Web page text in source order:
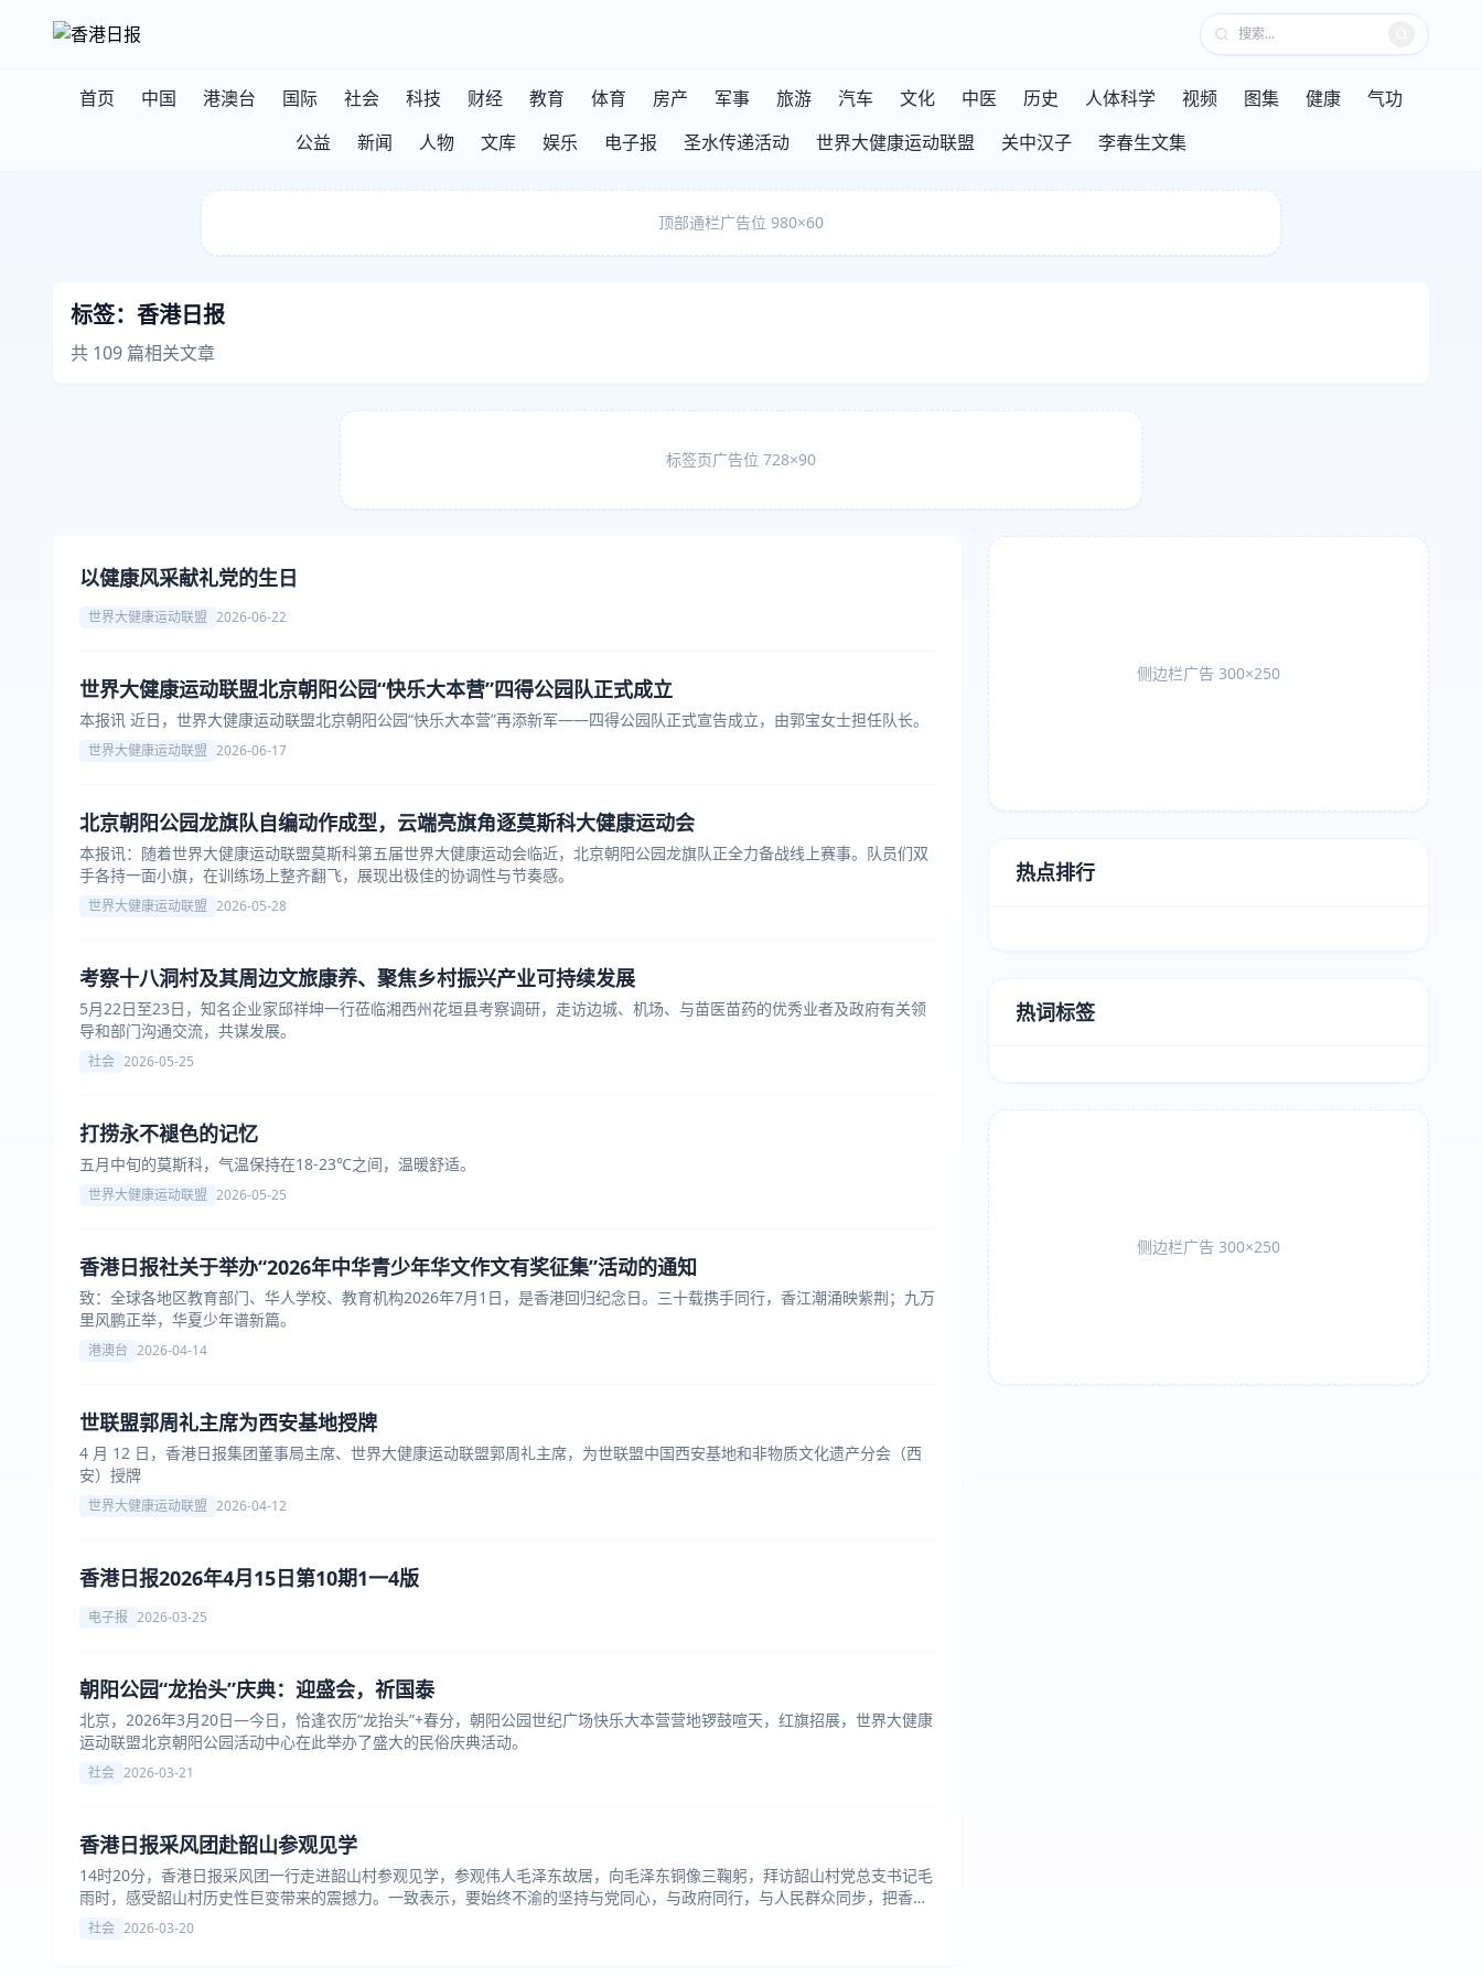
首页 中国 港澳台 国际 社会 科技 财经 教育 体育 房产 军事 旅游 汽车 文化 中医 历史 人体科学 视频 图集 健康
气功
公益
新闻 人物 文库 娱乐 电子报 圣水传递活动 世界大健康运动联盟 关中汉子 李春生文集
顶部通栏广告位 980×60
标签： 香港日报
共 109 篇相关文章
标签页广告位 728×90
以健康风采献礼党的生日
世界大健康运动联盟 2026-06-22
世界大健康运动联盟北京朝阳公园“快乐大本营”四得公园队正式成立
本报讯 近日，世界大健康运动联盟北京朝阳公园“快乐大本营”再添新军——四得公园队正式宣告成立，由郭宝女士担任队长。
世界大健康运动联盟 2026-06-17
北京朝阳公园龙旗队自编动作成型，云端亮旗角逐莫斯科大健康运动会
本报讯：随着世界大健康运动联盟莫斯科第五届世界大健康运动会临近，北京朝阳公园龙旗队正全力备战线上赛事。队员们双
手各持一面小旗，在训练场上整齐翻飞，展现出极佳的协调性与节奏感。
世界大健康运动联盟 2026-05-28
考察十八洞村及其周边文旅康养、聚焦乡村振兴产业可持续发展
5月22日至23日，知名企业家邱祥坤一行莅临湘西州花垣县考察调研，走访边城、机场、与苗医苗药的优秀业者及政府有关领
导和部门沟通交流，共谋发展。
社会 2026-05-25
打捞永不褪色的记忆
五月中旬的莫斯科，气温保持在18-23℃之间，温暖舒适。
世界大健康运动联盟 2026-05-25
香港日报社关于举办“2026年中华青少年华文作文有奖征集”活动的通知
致：全球各地区教育部门、华人学校、教育机构2026年7月1日，是香港回归纪念日。三十载携手同行，香江潮涌映紫荆；九万
里风鹏正举，华夏少年谱新篇。
港澳台 2026-04-14
世联盟郭周礼主席为西安基地授牌
4 月 12 日，香港日报集团董事局主席、世界大健康运动联盟郭周礼主席，为世联盟中国西安基地和非物质文化遗产分会（西
安）授牌
世界大健康运动联盟 2026-04-12
香港日报2026年4月15日第10期1一4版
电子报 2026-03-25
朝阳公园“龙抬头”庆典：迎盛会，祈国泰
北京，2026年3月20日—今日，恰逢农历“龙抬头”+春分，朝阳公园世纪广场快乐大本营营地锣鼓喧天，红旗招展，世界大健康
运动联盟北京朝阳公园活动中心在此举办了盛大的民俗庆典活动。
社会 2026-03-21
香港日报采风团赴韶山参观见学
14时20分，香港日报采风团一行走进韶山村参观见学，参观伟人毛泽东故居，向毛泽东铜像三鞠躬，拜访韶山村党总支书记毛
雨时，感受韶山村历史性巨变带来的震撼力。一致表示，要始终不渝的坚持与党同心，与政府同行，与人民群众同步，把香港
日报办成深受两岸三地读者欢迎的主流媒体。
社会 2026-03-20
侧边栏广告 300×250
热点排行
热词标签
侧边栏广告 300×250